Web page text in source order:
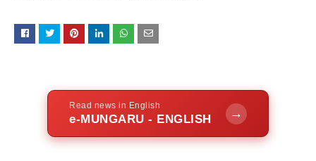
Read news in English
e-MUNGARU - ENGLISH →